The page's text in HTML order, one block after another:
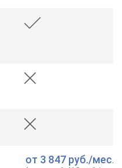
от 3 847 руб./мес.